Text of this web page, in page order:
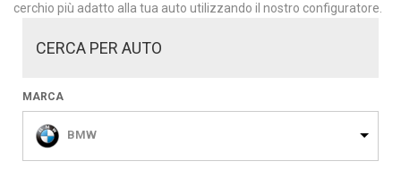
cerchio più adatto alla tua auto utilizzando il nostro configuratore.
CERCA PER AUTO
MARCA
BMW